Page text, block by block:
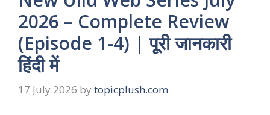
2026 – Complete Review
(Episode 1-4) | पूरी जानकारी
हिंदी में
17 July 2026 by topicplush.com